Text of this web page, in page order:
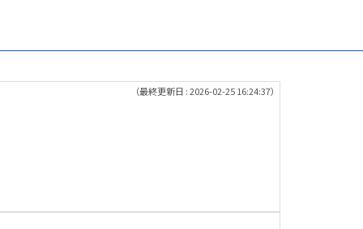
（最終更新日 : 2026-02-25 16:24:37）